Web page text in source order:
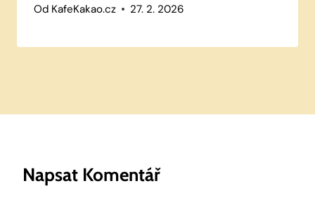
Od KafeKakao.cz 27. 2. 2026
Napsat Komentář